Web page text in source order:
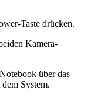
Taste drücken.
Kamera-
über das
System.